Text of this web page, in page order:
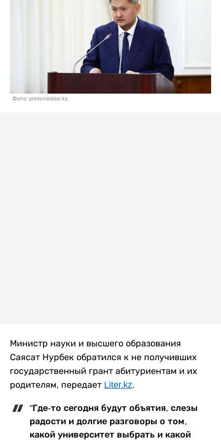
Фото: primeminister.kz
Министр науки и высшего образования
Саясат Нурбек обратился к не получивших
государственный грант абитуриентам и их
родителям, передает Liter.kz.
"Где-то сегодня будут объятия, слезы
радости и долгие разговоры о том,
какой университет выбрать и какой